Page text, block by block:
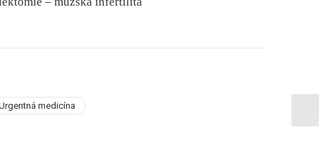
medicína